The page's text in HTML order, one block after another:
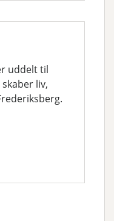
uddelt til
liv,